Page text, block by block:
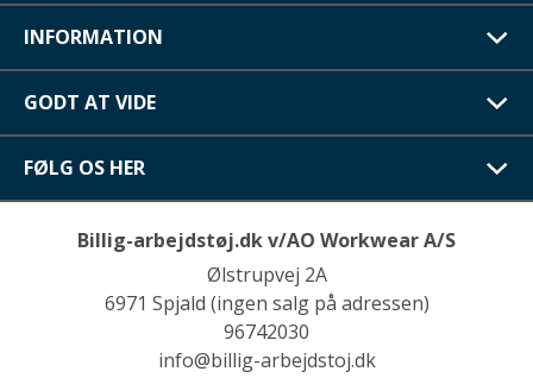
INFORMATION
GODT AT VIDE
FØLG OS HER
Billig-arbejdstøj.dk v/AO Workwear A/S
Ølstrupvej 2A
6971 Spjald (ingen salg på adressen)
96742030
info@billig-arbejdstoj.dk